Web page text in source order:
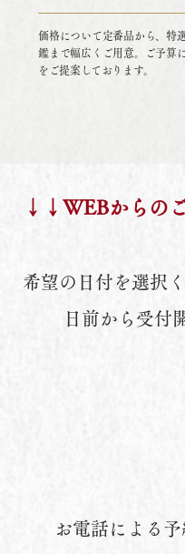
価格について定番品から、特
鑑まで幅広くご用意。ご予算
をご提案しております。
​↓​↓WEBからの
希望の日付を選択
日前から受付
お電話による